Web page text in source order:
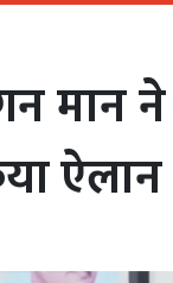
मान ने
ऐलान